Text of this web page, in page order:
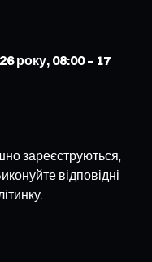
року, 08:00 – 17
зареєструються,
відповідні